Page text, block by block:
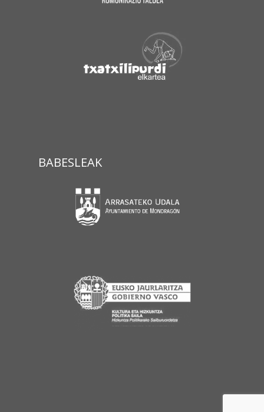
BABESLEAK